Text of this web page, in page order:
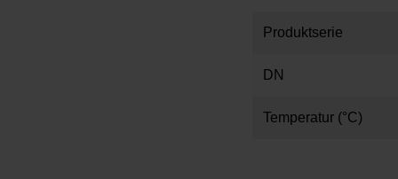
Produktserie
DN
Temperatur (°C)